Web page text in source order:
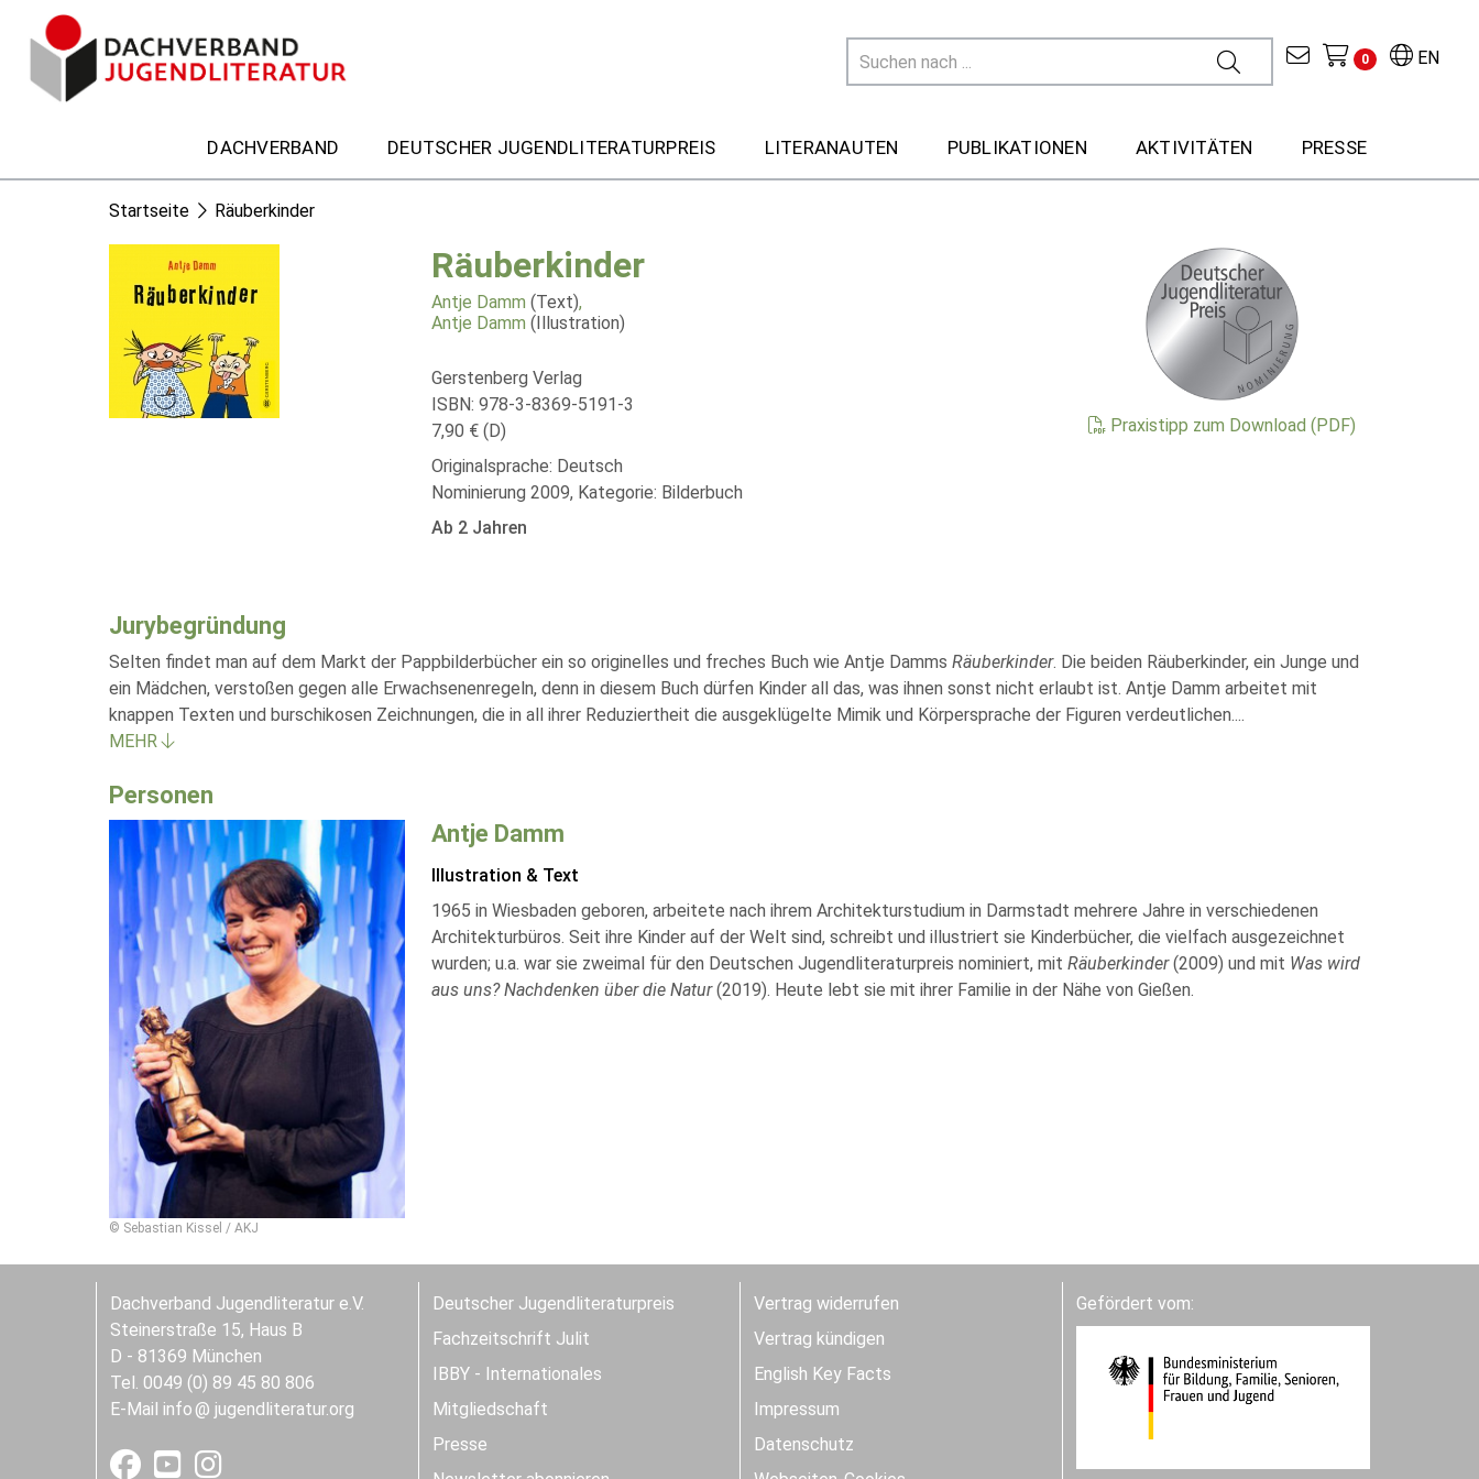
EN
0
DACHVERBAND DEUTSCHER JUGENDLITERATURPREIS LITERANAUTEN PUBLIKATIONEN AKTIVITÄTEN PRESSE
Startseite Räuberkinder
Räuberkinder
Antje Damm (Text),
Antje Damm (Illustration)
Gerstenberg Verlag
ISBN: 978-3-8369-5191-3
7,90 € (D)
Originalsprache: Deutsch
Nominierung 2009, Kategorie: Bilderbuch
Ab 2 Jahren
Praxistipp zum Download (PDF)
Jurybegründung
Selten findet man auf dem Markt der Pappbilderbücher ein so originelles und freches Buch wie Antje Damms Räuberkinder. Die beiden Räuberkinder, ein Junge und
ein Mädchen, verstoßen gegen alle Erwachsenenregeln, denn in diesem Buch dürfen Kinder all das, was ihnen sonst nicht erlaubt ist. Antje Damm arbeitet mit
knappen Texten und burschikosen Zeichnungen, die in all ihrer Reduziertheit die ausgeklügelte Mimik und Körpersprache der Figuren verdeutlichen....
MEHR
Personen
© Sebastian Kissel / AKJ
Antje Damm
Illustration & Text
1965 in Wiesbaden geboren, arbeitete nach ihrem Architekturstudium in Darmstadt mehrere Jahre in verschiedenen
Architekturbüros. Seit ihre Kinder auf der Welt sind, schreibt und illustriert sie Kinderbücher, die vielfach ausgezeichnet
wurden; u.a. war sie zweimal für den Deutschen Jugendliteraturpreis nominiert, mit Räuberkinder(2009) und mit Was wird
aus uns? Nachdenken über die Natur(2019). Heute lebt sie mit ihrer Familie in der Nähe von Gießen.
Dachverband Jugendliteratur e.V.
Steinerstraße 15, Haus B
D - 81369 München
Tel. 0049 (0) 89 45 80 806
E-Mail info jugendliteratur.org
Deutscher Jugendliteraturpreis
Fachzeitschrift Julit
IBBY - Internationales
Mitgliedschaft
Presse
Vertrag widerrufen
Vertrag kündigen
English Key Facts
Impressum
Datenschutz
Gefördert vom: